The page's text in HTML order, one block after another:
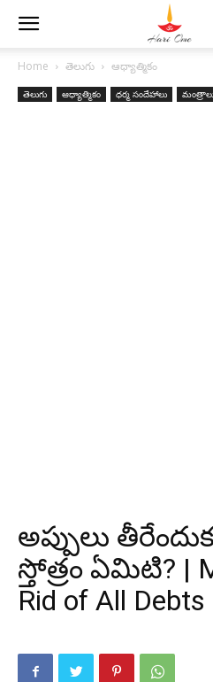
Home తెలుగు ఆధ్యాత్మికం
తెలుగు ఆధ్యాత్మికం ధర్మ సందేహాలు
అప్పులు
స్తోత్రం ఏమిటి? |
Rid of All Debts